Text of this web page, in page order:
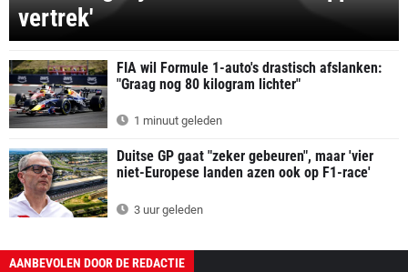
vertrek'
FIA wil Formule 1-auto's drastisch afslanken:
"Graag nog 80 kilogram lichter"
1 minuut geleden
Duitse GP gaat "zeker gebeuren", maar 'vier
niet-Europese landen azen ook op F1-race'
3 uur geleden
AANBEVOLEN DOOR DE REDACTIE